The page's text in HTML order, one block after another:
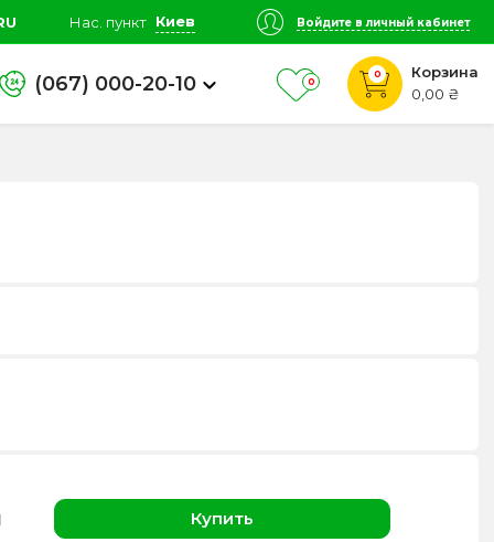
Нас. пункт Киев Войдите в личный кабинет
(067) 000-20-10 0
0
Корзина
0,00 ₴
Купить